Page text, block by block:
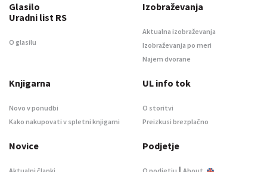
Glasilo
Uradni list RS
O glasilu
Izobraževanja
Aktualna izobraževanja
Izobraževanja po meri
Najem dvorane
Knjigarna
Novo v ponudbi
Kako nakupovati v spletni knjigarni
UL info tok
O storitvi
Preizkusi brezplačno
Novice Podjetje